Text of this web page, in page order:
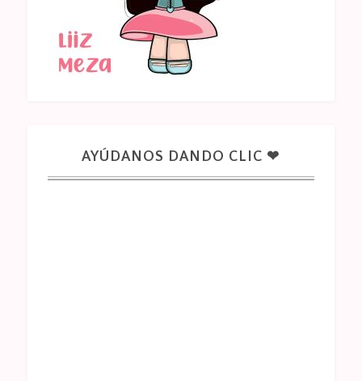
AYÚDANOS DANDO CLIC ❤